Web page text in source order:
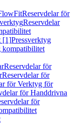
Reservdelar för
Reservdelar
[1]Pressverktyg
kompatibilitet
Reservdelar för
Reservdelar för
för Verktyg för
för Handdrivna
för